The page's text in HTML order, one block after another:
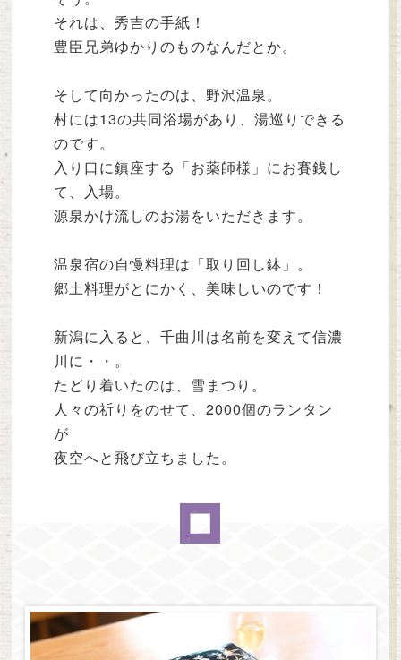
それは、秀吉の手紙！
豊臣兄弟ゆかりのものなんだとか。
そして向かったのは、野沢温泉。
村には13の共同浴場があり、湯巡りできる
のです。
入り口に鎮座する「お薬師様」にお賽銭し
て、入場。
源泉かけ流しのお湯をいただきます。
温泉宿の自慢料理は「取り回し鉢」。
郷土料理がとにかく、美味しいのです！
新潟に入ると、千曲川は名前を変えて信濃
川に・・。
たどり着いたのは、雪まつり。
人々の祈りをのせて、2000個のランタン
が
夜空へと飛び立ちました。